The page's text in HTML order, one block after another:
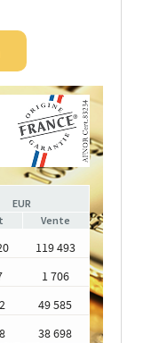
EUR
Vente
119 493
1 706
49 585
38 698